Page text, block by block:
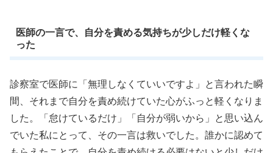
医師の一言で、自分を責める気持ちが少しだけ軽くな
った
診察室で医師に「無理しなくていいですよ」と言われた瞬
間、それまで自分を責め続けていた心がふっと軽くなりま
した。「怠けているだけ」「自分が弱いから」と思い込ん
でいた私にとって、その一言は救いでした。誰かに認めて